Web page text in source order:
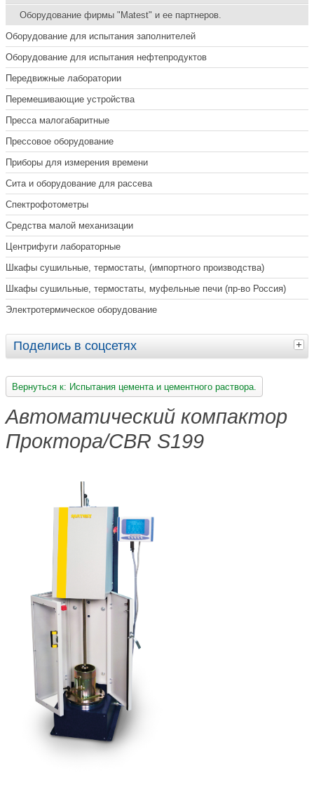
Оборудование фирмы "Matest" и ее партнеров.
Оборудование для испытания заполнителей
Оборудование для испытания нефтепродуктов
Передвижные лаборатории
Перемешивающие устройства
Пресса малогабаритные
Прессовое оборудование
Приборы для измерения времени
Сита и оборудование для рассева
Спектрофотометры
Средства малой механизации
Центрифуги лабораторные
Шкафы сушильные, термостаты, (импортного производства)
Шкафы сушильные, термостаты, муфельные печи (пр-во Россия)
Электротермическое оборудование
Поделись в соцсетях
Вернуться к: Испытания цемента и цементного раствора.
Автоматический компактор
Проктора/CBR S199